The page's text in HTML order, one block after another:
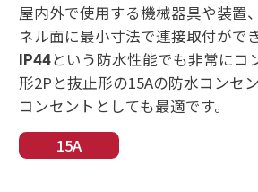
屋内外で使用する機械器具や装置
ネル面に最小寸法で連接取付がで
IP44という防水性能でも非常にコ
形2Pと抜止形の15Aの防水コンセ
コンセントとしても最適です。
15A